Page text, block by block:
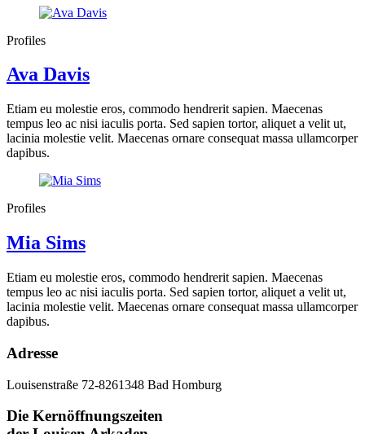
Profiles
Ava Davis
Etiam eu molestie eros, commodo hendrerit sapien. Maecenas
tempus leo ac nisi iaculis porta. Sed sapien tortor, aliquet a velit ut,
lacinia molestie velit. Maecenas ornare consequat massa ullamcorper
dapibus.
Profiles
Mia Sims
Etiam eu molestie eros, commodo hendrerit sapien. Maecenas
tempus leo ac nisi iaculis porta. Sed sapien tortor, aliquet a velit ut,
lacinia molestie velit. Maecenas ornare consequat massa ullamcorper
dapibus.
Adresse
Louisenstraße 72-8261348 Bad Homburg
Die Kernöffnungszeiten